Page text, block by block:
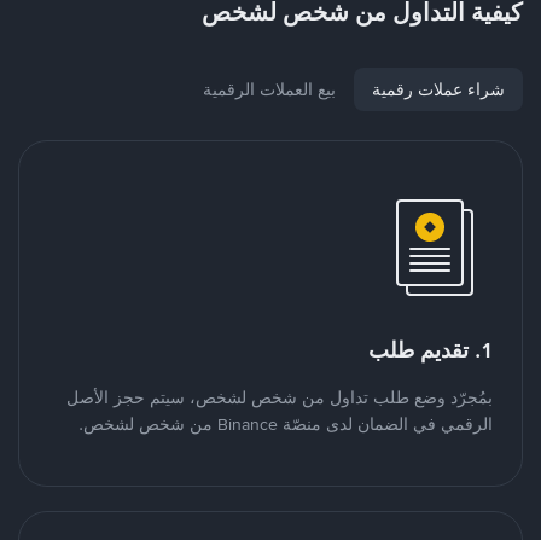
كيفية التداول من شخص لشخص
شراء عملات رقمية بيع العملات الرقمية
1. تقديم طلب
بمُجرّد وضع طلب تداول من شخص لشخص، سيتم حجز الأصل
الرقمي في الضمان لدى منصّة Binance من شخص لشخص.